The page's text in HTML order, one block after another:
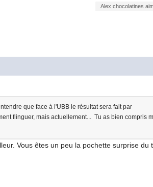
Alex chocolatines
que face à l'UBB le résultat sera fait par
flinguer, mais actuellement... Tu as bien compris
Vous êtes un peu la pochette surprise du